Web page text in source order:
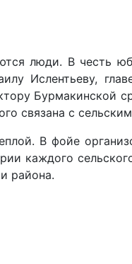
люди. В честь
Ислентьеву,
Бурмакинской
связана с
В фойе
каждого
района.